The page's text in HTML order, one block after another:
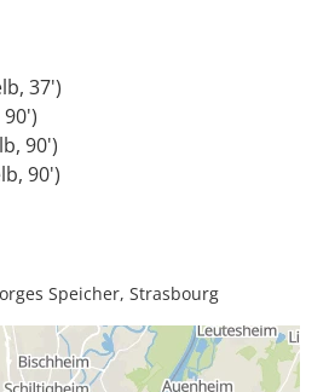
37')
90')
90')
Speicher, Strasbourg